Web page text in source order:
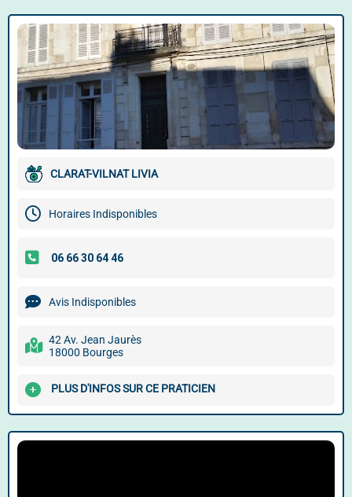
CLARAT-VILNAT LIVIA
Horaires Indisponibles
Avis Indisponibles
42 Av. Jean Jaurès
18000 Bourges
PLUS D'INFOS SUR CE PRATICIEN